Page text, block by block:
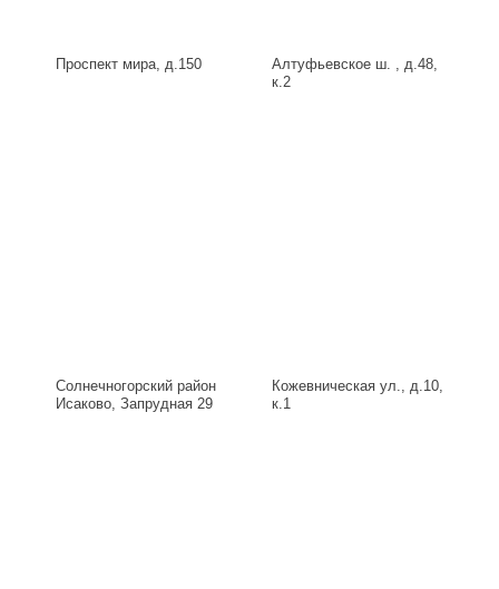
Проспект мира, д.150
Алтуфьевское ш. , д.48,
к.2
Солнечногорский район
Исаково, Запрудная 29
Кожевническая ул., д.10,
к.1